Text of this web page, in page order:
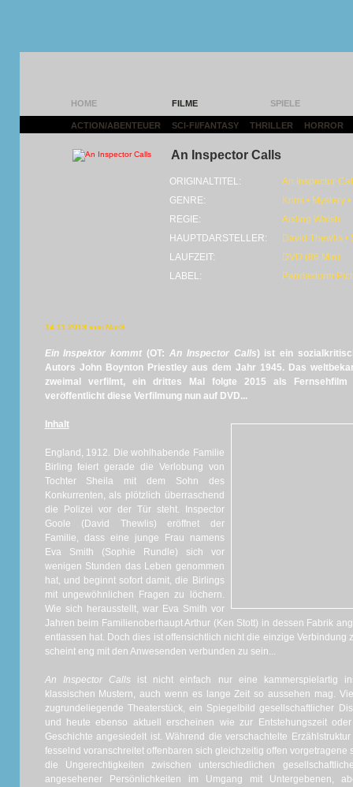
HOME FILME SPIELE
ACTION/ABENTEUER SCI-FI/FANTASY THRILLER HORROR
An Inspector Calls
ORIGINALTITEL:
An Inspector
GENRE:
Krimi • Mystery
REGIE:
Aisling Walsh
HAUPTDARSTELLER:
David Thewlis
LAUFZEIT:
DVD (86 Min)
LABEL:
Pandastorm
14.11.2019 von MarS
Ein Inspektor kommt (OT: An Inspector Calls) ist ein
Autors John Boynton Priestley aus dem Jahr 1945. Das
zweimal verfilmt, ein drittes Mal folgte 2015 als Fernsehfilm
veröffentlicht diese Verfilmung nun auf DVD...
Inhalt
England, 1912. Die wohlhabende Familie
Birling feiert gerade die Verlobung von
Tochter Sheila mit dem Sohn des
Konkurrenten, als plötzlich überraschend
die Polizei vor der Tür steht. Inspector
Goole (David Thewlis) eröffnet der
Familie, dass eine junge Frau namens
Eva Smith (Sophie Rundle) sich vor
wenigen Stunden das Leben genommen
hat, und beginnt sofort damit, die Birlings
mit ungewöhnlichen Fragen zu löchern.
Wie sich herausstellt, war Eva Smith vor
Jahren beim Familienoberhaupt Arthur (Ken Stott) in dessen Fabrik
entlassen hat. Doch dies ist offensichtlich nicht die einzige Verbindung
scheint eng mit den Anwesenden verbunden zu sein...
An Inspector Callsist nicht einfach nur eine kammerspielartig
klassischen Mustern, auch wenn es lange Zeit so aussehen mag.
zugrundeliegende Theaterstück, ein Spiegelbild gesellschaftlicher
und heute ebenso aktuell erscheinen wie zur Entstehungszeit
Geschichte angesiedelt ist. Während die verschachtelte
fesselnd voranschreitet offenbaren sich gleichzeitig offen
die Ungerechtigkeiten zwischen unterschiedlichen
angesehener Persönlichkeiten im Umgang mit Untergebenen,